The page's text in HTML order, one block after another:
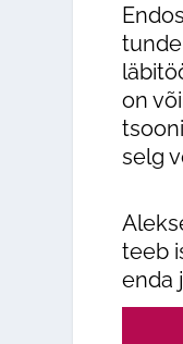
on
selg
teeb
enda